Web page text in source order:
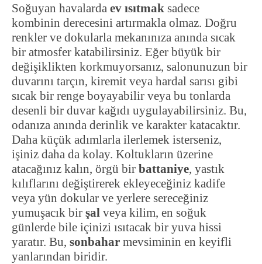
Soğuyan havalarda ev ısıtmak sadece
kombinin derecesini artırmakla olmaz. Doğru
renkler ve dokularla mekanınıza anında sıcak
bir atmosfer katabilirsiniz. Eğer büyük bir
değişiklikten korkmuyorsanız, salonunuzun bir
duvarını tarçın, kiremit veya hardal sarısı gibi
sıcak bir renge boyayabilir veya bu tonlarda
desenli bir duvar kağıdı uygulayabilirsiniz. Bu,
odanıza anında derinlik ve karakter katacaktır.
Daha küçük adımlarla ilerlemek isterseniz,
işiniz daha da kolay. Koltukların üzerine
atacağınız kalın, örgü bir battaniye, yastık
kılıflarını değiştirerek ekleyeceğiniz kadife
veya yün dokular ve yerlere sereceğiniz
yumuşacık bir şal veya kilim, en soğuk
günlerde bile içinizi ısıtacak bir yuva hissi
yaratır. Bu, sonbahar mevsiminin en keyifli
yanlarından biridir.